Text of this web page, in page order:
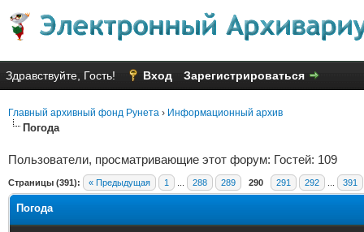
Здравствуйте, Гость! Вход Зарегистрироваться
Главный архивный фонд Рунета › Информационный архив
Погода
Пользователи, просматривающие этот форум: Гостей: 109
Страницы (391): « Предыдущая 1 288 289 290 291 292 391
Погода